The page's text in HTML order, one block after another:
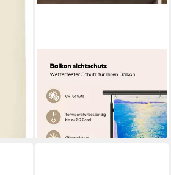
Balkonsichtschutz Malerei -
ab 32,95 € 40,00 €
-18%
in 4-5 Werktagen bei dir